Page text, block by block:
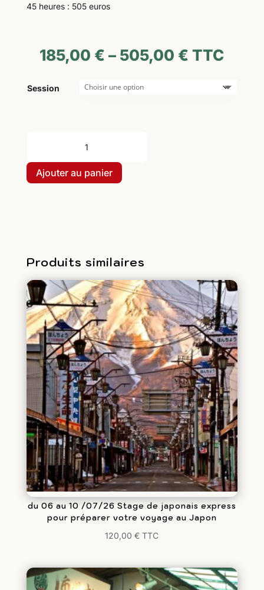
45 heures : 505 euros
185,00 € – 505,00 € TTC
Session
Cours
de
Ajouter au panier
Produits similaires
du 06 au 10 /07/26 Stage de japonais express
pour préparer votre voyage au Japon
120,00€ TTC